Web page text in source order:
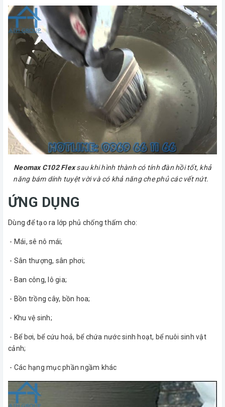
Neomax C102 Flexsau khi hình thành có tính đàn hồi tốt, khả
năng bám dính tuyệt vời và có khả năng che phủ các vết nứt.
ỨNG DỤNG
Dùng để tạo ra lớp phủ chống thấm cho:
- Mái, sê nô mái;
- Sân thượng, sân phơi;
- Ban công, lô gia;
- Bồn trồng cây, bồn hoa;
- Khu vệ sinh;
- Bể bơi, bể cứu hoả, bể chứa nước sinh hoạt, bể nuôi sinh vật
cảnh;
- Các hạng mục phần ngầm khác